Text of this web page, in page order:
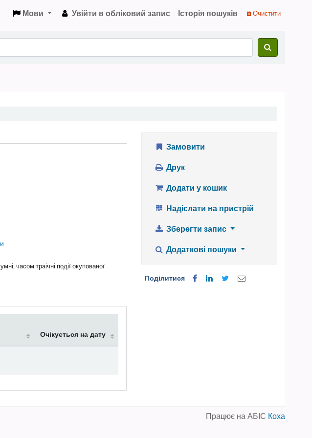
Мови Увійти в обліковий запис Історія пошуків Очистити
часом траічні події окупованої
Очікується на дату
Замовити
Друк
Додати у кошик
Надіслати на пристрій
Зберегти запис
Додаткові пошуки
Поділитися
Працює на АБІС Коха